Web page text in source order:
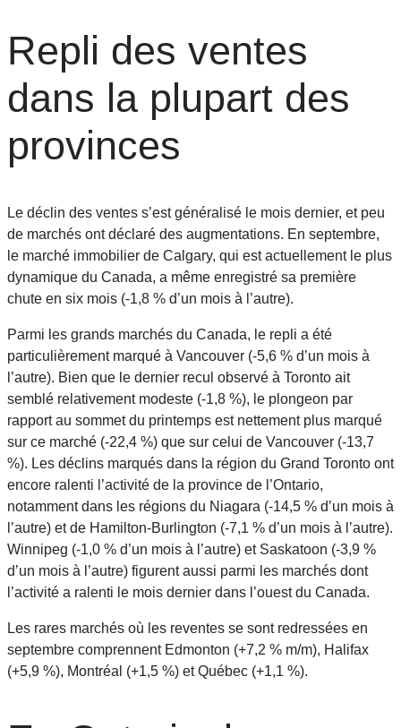
Repli des ventes
dans la plupart des
provinces
Le déclin des ventes s’est généralisé le mois dernier, et peu
de marchés ont déclaré des augmentations. En septembre,
le marché immobilier de Calgary, qui est actuellement le plus
dynamique du Canada, a même enregistré sa première
chute en six mois (-1,8 % d’un mois à l’autre).
Parmi les grands marchés du Canada, le repli a été
particulièrement marqué à Vancouver (-5,6 % d’un mois à
l’autre). Bien que le dernier recul observé à Toronto ait
semblé relativement modeste (-1,8 %), le plongeon par
rapport au sommet du printemps est nettement plus marqué
sur ce marché (-22,4 %) que sur celui de Vancouver (-13,7
%). Les déclins marqués dans la région du Grand Toronto ont
encore ralenti l’activité de la province de l’Ontario,
notamment dans les régions du Niagara (-14,5 % d’un mois à
l’autre) et de Hamilton-Burlington (-7,1 % d’un mois à l’autre).
Winnipeg (-1,0 % d’un mois à l’autre) et Saskatoon (-3,9 %
d’un mois à l’autre) figurent aussi parmi les marchés dont
l’activité a ralenti le mois dernier dans l’ouest du Canada.
Les rares marchés où les reventes se sont redressées en
septembre comprennent Edmonton (+7,2 % m/m), Halifax
(+5,9 %), Montréal (+1,5 %) et Québec (+1,1 %).